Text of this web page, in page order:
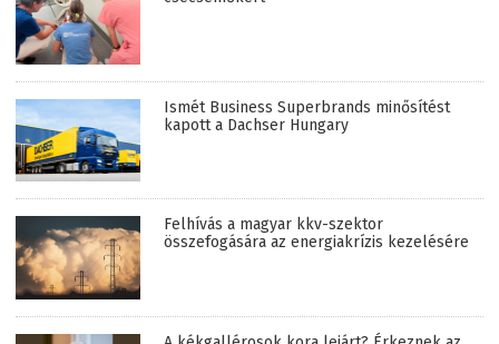
Ismét Business Superbrands minősítést
kapott a Dachser Hungary
Felhívás a magyar kkv-szektor
összefogására az energiakrízis kezelésére